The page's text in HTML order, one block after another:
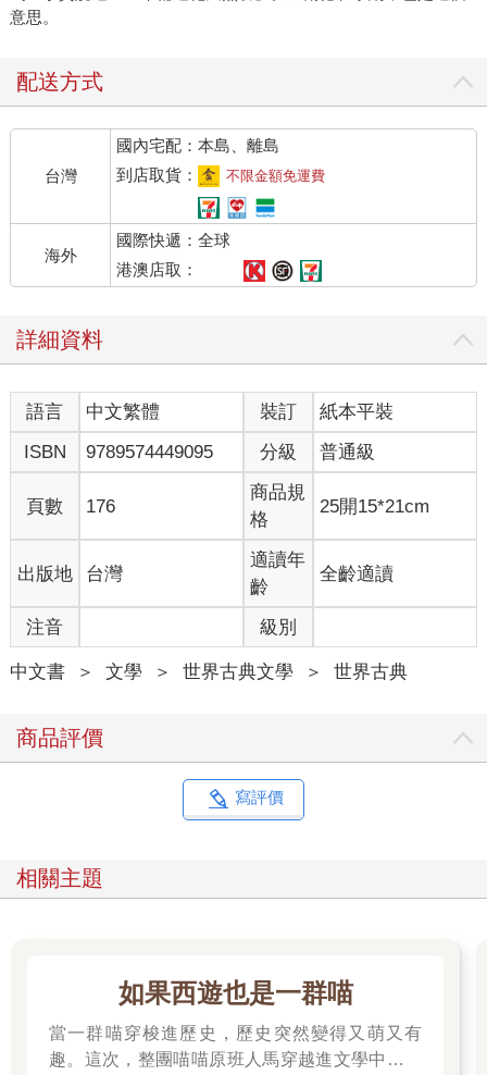
意思。
配送方式
台灣
國內宅配：本島、離島
到店取貨：
不限金額免運費
海外
國際快遞：全球
港澳店取：
詳細資料
語言 中文繁體 裝訂
紙本平裝
ISBN
9789574449095 分級 普通級
頁數 176
商品規
格
25開15*21cm
出版地 台灣
適讀年
齡
全齡適讀
注音 級別
中文書 ＞ 文學 ＞ 世界古典文學 ＞ 世界古典
商品評價
寫評價
相關主題
如果西遊也是一群喵
當一群喵穿梭進歷史，歷史突然變得又萌又有
趣。這次，整團喵喵原班人馬穿越進文學中，開